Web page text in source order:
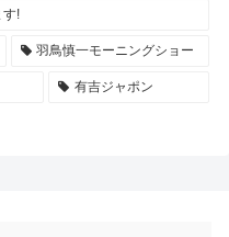
す!
羽鳥慎一モーニングショー
有吉ジャポン